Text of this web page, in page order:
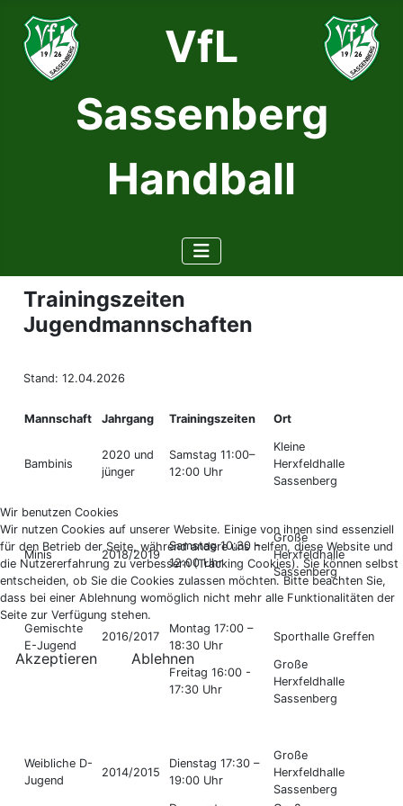
VfL
Sassenberg
Handball
Trainingszeiten
Jugendmannschaften
Stand: 12.04.2026
Mannschaft Jahrgang Trainingszeiten Ort
Bambinis
2020 und
jünger
Samstag 11:00–
12:00 Uhr
Kleine
Herxfeldhalle
Sassenberg
Minis 2018/2019
Samstag 10:30 –
12:00 Uhr
Große
Herxfeldhalle
Sassenberg
Gemischte
E-Jugend
2016/2017
Montag 17:00 –
18:30 Uhr
Sporthalle Greffen
Freitag 16:00 -
17:30 Uhr
Große
Herxfeldhalle
Sassenberg
Weibliche D-
Jugend
2014/2015
Dienstag 17:30 –
19:00 Uhr
Große
Herxfeldhalle
Sassenberg
Wir benutzen Cookies
Wir nutzen Cookies auf unserer Website. Einige von ihnen sind essenziell
für den Betrieb der Seite, während andere uns helfen, diese Website und
die Nutzererfahrung zu verbessern (Tracking Cookies). Sie können selbst
entscheiden, ob Sie die Cookies zulassen möchten. Bitte beachten Sie,
dass bei einer Ablehnung womöglich nicht mehr alle Funktionalitäten der
Seite zur Verfügung stehen.
Akzeptieren Ablehnen